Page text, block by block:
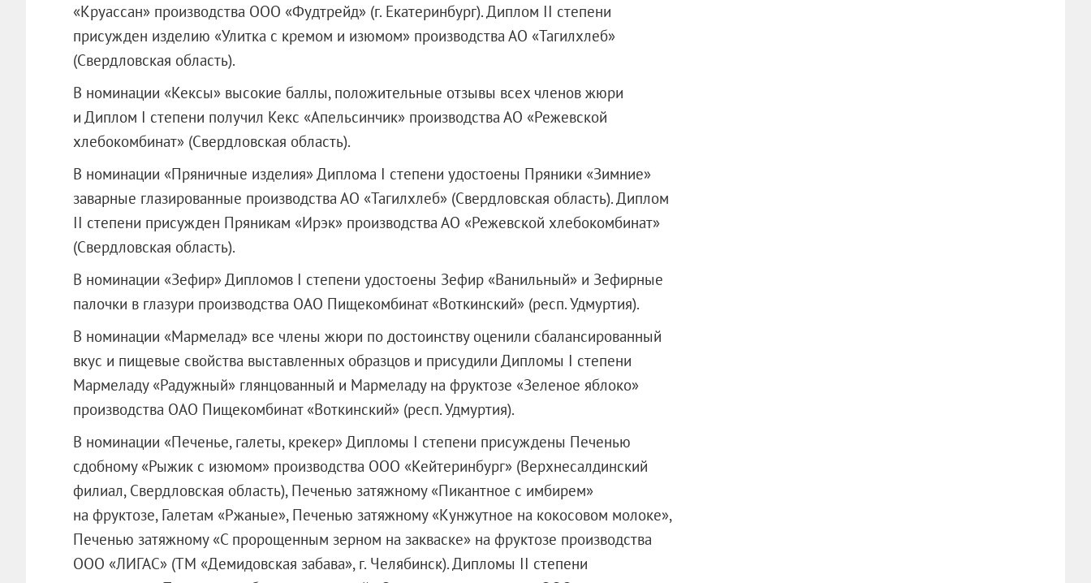
«Круассан» производства ООО «Фудтрейд»(г. Екатеринбург). Диплом II степени
присужден изделию «Улитка с кремом и изюмом» производства АО «Тагилхлеб»
(Свердловская область).
В номинации «Кексы» высокие баллы, положительные отзывы всех членов жюри
и Диплом I степени получил Кекс «Апельсинчик» производства АО «Режевской
хлебокомбинат» (Свердловская область).
В номинации «Пряничные изделия» Диплома I степени удостоены Пряники «Зимние»
заварные глазированные производства АО «Тагилхлеб» (Свердловская область). Диплом
II степени присужден Пряникам «Ирэк» производства АО «Режевской хлебокомбинат»
(Свердловская область).
В номинации «Зефир» Дипломов I степени удостоены Зефир «Ванильный» и Зефирные
палочки в глазури производства ОАО Пищекомбинат «Воткинский» (респ. Удмуртия).
В номинации «Мармелад» все члены жюри по достоинству оценили сбалансированный
вкус и пищевые свойства выставленных образцов и присудили Дипломы I степени
Мармеладу «Радужный» глянцованный и Мармеладу на фруктозе «Зеленое яблоко»
производства ОАО Пищекомбинат «Воткинский» (респ. Удмуртия).
В номинации «Печенье, галеты, крекер» Дипломы I степени присуждены Печенью
сдобному «Рыжик с изюмом» производства ООО «Кейтеринбург»(Верхнесалдинский
филиал, Свердловская область), Печенью затяжному «Пикантное с имбирем»
на фруктозе, Галетам «Ржаные», Печенью затяжному «Кунжутное на кокосовом молоке»,
Печенью затяжному «С пророщенным зерном на закваске» на фруктозе производства
ООО «ЛИГАС»(ТМ «Демидовская забава», г. Челябинск). Дипломы II степени